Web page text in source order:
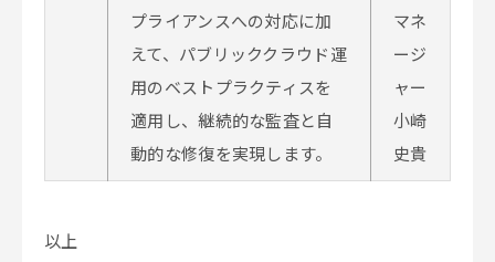
プライアンスへの対応に加
えて、パブリッククラウド運
用のベストプラクティスを
適用し、継続的な監査と自
動的な修復を実現します。
マネ
ージ
ャー
小崎
史貴
以上